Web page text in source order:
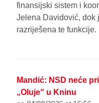
finansijski sistem i
Jelena Davidović, dok
razriješena te funkcije.
Mandić: NSD neće
„Oluje“ u Kninu